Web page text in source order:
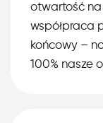
otwartość na
współpraca
końcowy –
100% nasze